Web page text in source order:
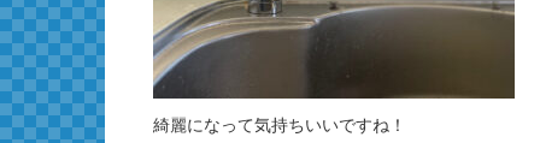
綺麗になって気持ちいいですね！